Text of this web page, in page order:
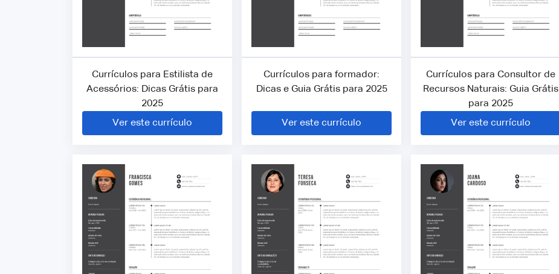
Currículos para Estilista de
Acessórios: Dicas Grátis para
2025
Ver este currículo
Currículos para formador:
Dicas e Guia Grátis para 2025
Ver este currículo
Currículos para Consultor de
Recursos Naturais: Guia Grátis
para 2025
Ver este currículo